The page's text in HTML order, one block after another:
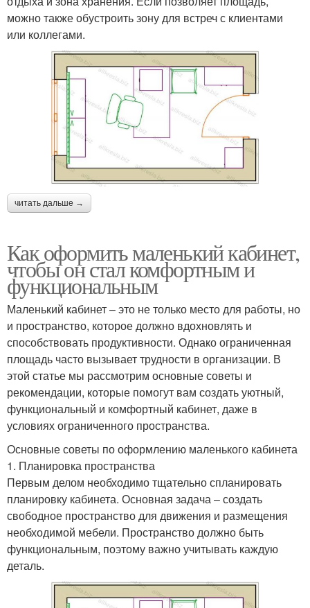
можно также обустроить зону для встреч с клиентами
или коллегами.
читать дальше →
Как оформить маленький кабинет,
чтобы он стал комфортным и
функциональным
Маленький кабинет – это не только место для работы, но
и пространство, которое должно вдохновлять и
способствовать продуктивности. Однако ограниченная
площадь часто вызывает трудности в организации. В
этой статье мы рассмотрим основные советы и
рекомендации, которые помогут вам создать уютный,
функциональный и комфортный кабинет, даже в
условиях ограниченного пространства.
Основные советы по оформлению маленького кабинета
1. Планировка пространства
Первым делом необходимо тщательно спланировать
планировку кабинета. Основная задача – создать
свободное пространство для движения и размещения
необходимой мебели. Пространство должно быть
функциональным, поэтому важно учитывать каждую
деталь.